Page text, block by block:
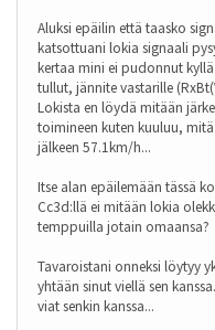
Aluksi epäilin että taasko
katsottuani lokia signaali
kertaa mini ei pudonnut
tullut, jännite vastarille
Lokista en löydä mitään
toimineen kuten kuuluu,
jälkeen 57.1km/h...
Itse alan epäilemään tässä
Cc3d:llä ei mitään lokia
temppuilla jotain omaansa?
Tavaroistani onneksi löytyy
yhtään sinut viellä sen
viat senkin kanssa...